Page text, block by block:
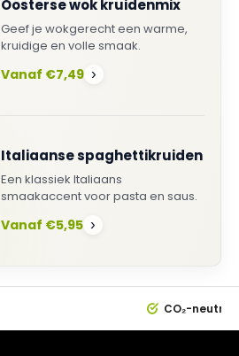
Oosterse wok kruidenmix
Geef je wokgerecht een warme,
kruidige en volle smaak.
Vanaf €7,49 ›
Italiaanse spaghettikruiden
Een klassiek Italiaans
smaakaccent voor pasta en saus.
Vanaf €5,95 ›
CO₂-